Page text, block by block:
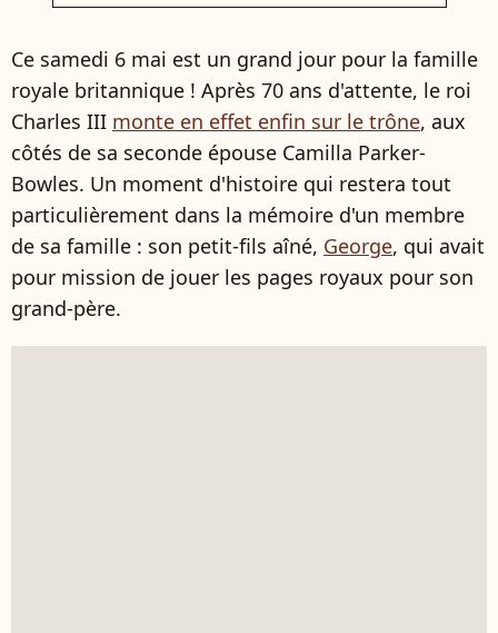
Ce samedi 6 mai est un grand jour pour la famille
royale britannique ! Après 70 ans d'attente, le roi
Charles III monte en effet enfin sur le trône, aux
côtés de sa seconde épouse Camilla Parker-
Bowles. Un moment d'histoire qui restera tout
particulièrement dans la mémoire d'un membre
de sa famille : son petit-fils aîné, George, qui avait
pour mission de jouer les pages royaux pour son
grand-père.